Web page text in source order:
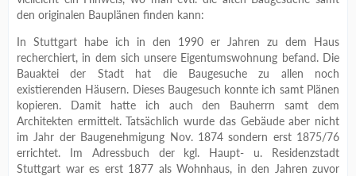
den originalen Bauplänen finden kann:
In Stuttgart habe ich in den 1990 er Jahren zu dem Haus
recherchiert, in dem sich unsere Eigentumswohnung befand. Die
Bauaktei der Stadt hat die Baugesuche zu allen noch
existierenden Häusern. Dieses Baugesuch konnte ich samt Plänen
kopieren. Damit hatte ich auch den Bauherrn samt dem
Architekten ermittelt. Tatsächlich wurde das Gebäude aber nicht
im Jahr der Baugenehmigung Nov. 1874 sondern erst 1875/76
errichtet. Im Adressbuch der kgl. Haupt- u. Residenzstadt
Stuttgart war es erst 1877 als Wohnhaus, in den Jahren zuvor